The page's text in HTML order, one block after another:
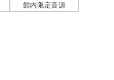
館内限定音源